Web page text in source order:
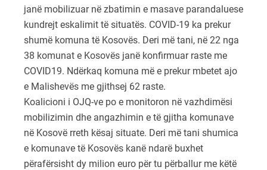
janë mobilizuar në zbatimin e masave parandaluese
kundrejt eskalimit të situatës. COVID-19 ka prekur
shumë komuna të Kosovës. Deri më tani, në 22 nga
38 komunat e Kosovës janë konfirmuar raste me
COVID19. Ndërkaq komuna më e prekur mbetet ajo
e Malishevës me gjithsej 62 raste.
Koalicioni i OJQ-ve po e monitoron në vazhdimësi
mobilizimin dhe angazhimin e të gjitha komunave
në Kosovë rreth kësaj situate. Deri më tani shumica
e komunave të Kosovës kanë ndarë buxhet
përafërsisht dy milion euro për tu përballur me këtë